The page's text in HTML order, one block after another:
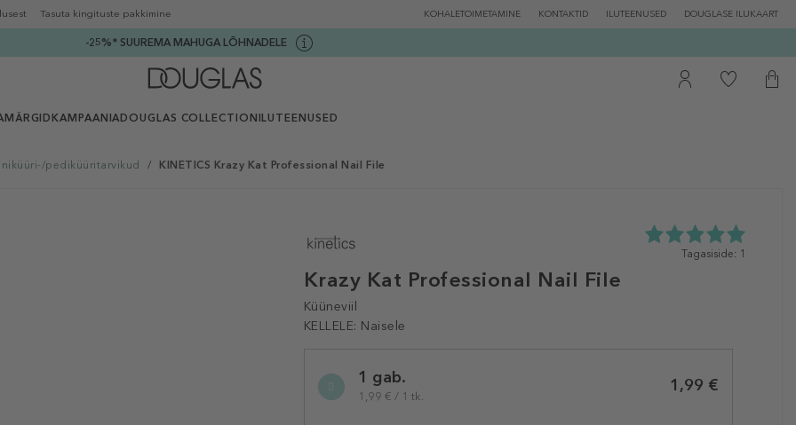
Tasuta kingituste pakkimine KOHALETOIMETAMINE KONTAKTID ILUTEENUSED DOUGLASE ILUKAART
-25%* SUUREMA MAHUGA LÕHNADELE
KAMPAANIADOUGLAS COLLECTION ILUTEENUSED
pediküüritarvikud / KINETICS Krazy Kat Professional Nail File
Krazy Kat Professional Nail File
Küüneviil
KELLELE: Naisele
5.0
Tagasiside: 1
variation1 gab.
1,99 € / 1 tk.
1,99 €